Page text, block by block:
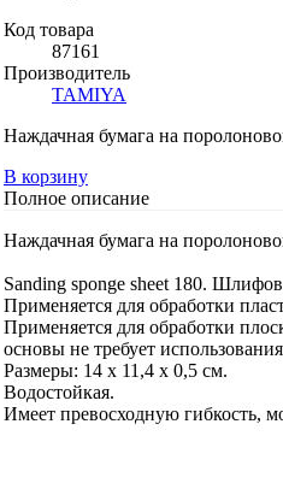
Код товара
87161
Производитель
TAMIYA
Наждачная бумага на
В корзину
Полное описание
Наждачная бумага на
Sanding sponge sheet 180.
Применяется для обработки
Применяется для обработки
основы не требует
Размеры: 14 х 11,4 х 0,5 см.
Водостойкая.
Имеет превосходную гибкость,